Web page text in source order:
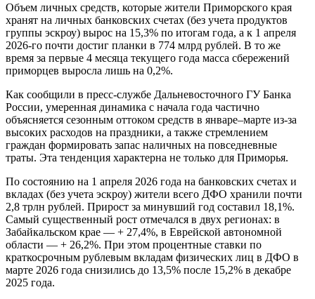
Объем личных средств, которые жители Приморского края
хранят на личных банковских счетах (без учета продуктов
группы эскроу) вырос на 15,3% по итогам года, а к 1 апреля
2026-го почти достиг планки в 774 млрд рублей. В то же
время за первые 4 месяца текущего года масса сбережений
приморцев выросла лишь на 0,2%.
Как сообщили в пресс-службе Дальневосточного ГУ Банка
России, умеренная динамика с начала года частично
объясняется сезонным оттоком средств в январе–марте из-за
высоких расходов на праздники, а также стремлением
граждан формировать запас наличных на повседневные
траты. Эта тенденция характерна не только для Приморья.
По состоянию на 1 апреля 2026 года на банковских счетах и
вкладах (без учета эскроу) жители всего ДФО хранили почти
2,8 трлн рублей. Прирост за минувший год составил 18,1%.
Самый существенный рост отмечался в двух регионах: в
Забайкальском крае — + 27,4%, в Еврейской автономной
области — + 26,2%. При этом процентные ставки по
краткосрочным рублевым вкладам физических лиц в ДФО в
марте 2026 года снизились до 13,5% после 15,2% в декабре
2025 года.